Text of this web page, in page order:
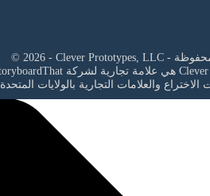
والعلامات التجارية بالولايات المتحدة